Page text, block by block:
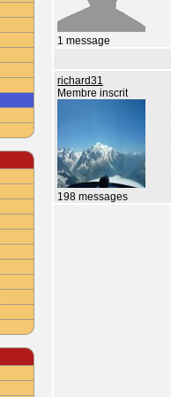
1 message
richard31
Membre inscrit
198 messages